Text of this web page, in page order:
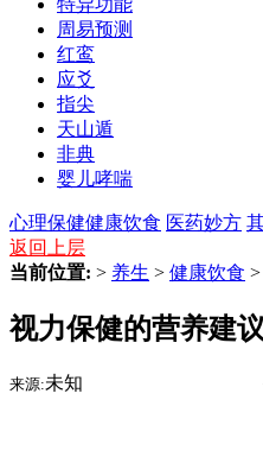
特异功能
周易预测
红鸾
应爻
指尖
天山遁
非典
婴儿哮喘
心理保健健康饮食 医药妙方
返回上层
当前位置: > 养生 > 健康饮食 >
视力保健的营养建
来源:未知